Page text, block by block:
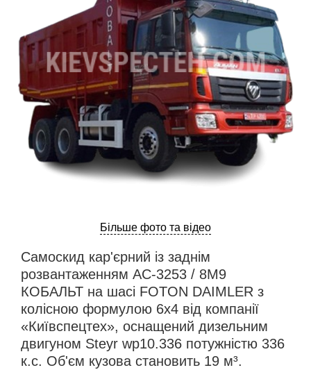
Більше фото та відео
Самоскид кар'єрний із заднім
розвантаженням АС-3253 / 8М9
КОБАЛЬТ на шасі FOTON DAIMLER з
колісною формулою 6х4 від компанії
«Київспецтех», оснащений дизельним
двигуном Steyr wp10.336 потужністю 336
к.с. Об'єм кузова становить 19 м³.